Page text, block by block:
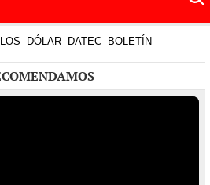
DÓLAR DATEC BOLETÍN